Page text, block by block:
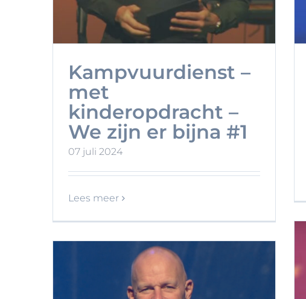
Kampvuurdienst –
met
kinderopdracht –
We zijn er bijna #1
07 juli 2024
Lees meer